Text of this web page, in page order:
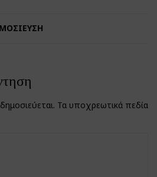
Τα υποχρεωτικά πεδία